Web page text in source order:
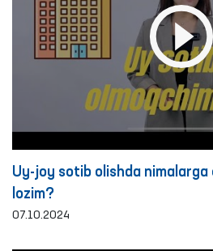
Uy-joy sotib olishda nimalarga
lozim?
07.10.2024